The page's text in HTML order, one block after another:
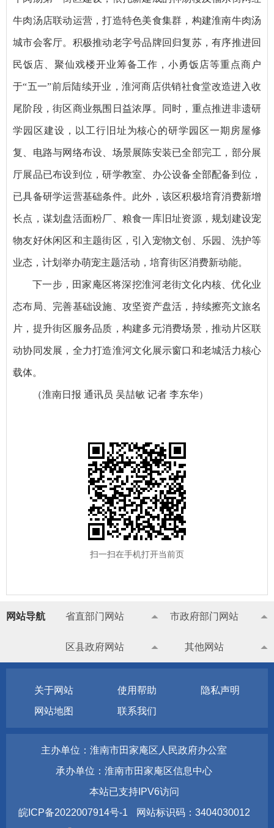
牛肉汤店联动运营，打造特色美食集群，构建淮南牛肉汤
城市会客厅。积极推动老字号品牌回归复苏，有序推进回
民饭店、聚仙戏楼开业筹备工作，小勇饭店等重点商户
于“五一”前后陆续开业，淮河商店供销社食堂改造进入收
尾阶段，街区商业氛围日益浓厚。同时，重点推进非遗研
学园区建设，以工行旧址为核心的研学园区一期房屋修
复、电路与网络布设、场景展陈安装已全部完工，部分展
厅展品已布设到位，研学教室、办公设备全部配备到位，
已具备研学运营基础条件。此外，该区积极培育消费新增
长点，谋划盘活面粉厂、粮食一库旧址资源，规划建设宠
物友好休闲区和主题街区，引入宠物文创、乐园、洗护等
业态，计划举办萌宠主题活动，培育街区消费新动能。
下一步，田家庵区将深挖淮河老街文化内核、优化业
态布局、完善基础设施、攻坚资产盘活，持续擦亮文旅名
片，提升街区服务品质，构建多元消费场景，推动片区联
动协同发展，全力打造淮河文化展示窗口和老城活力核心
载体。
（淮南日报 通讯员 吴喆敏 记者 李东华）
扫一扫在手机打开当前页
网站导航 省直部门网站 市政府部门网站
区县政府网站 其他网站
关于网站 使用帮助
隐私声明
网站地图
联系我们
主办单位：淮南市田家庵区人民政府办公室
承办单位：淮南市田家庵区信息中心
本站已支持IPV6访问
皖ICP备2022007914号-1
网站标识码：3404030012